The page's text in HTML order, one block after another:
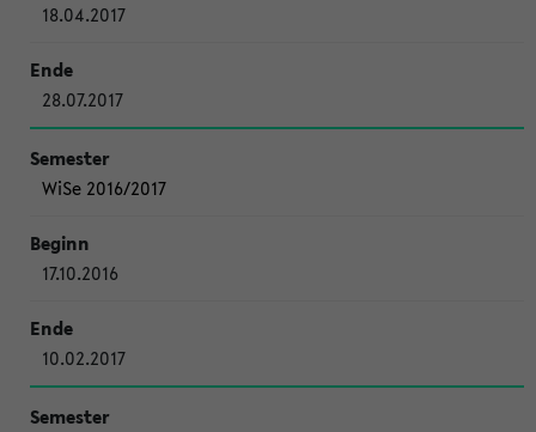
18.04.2017
28.07.2017
WiSe 2016/2017
17.10.2016
10.02.2017